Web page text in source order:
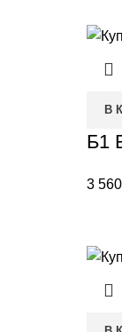
В
Б1
3 560